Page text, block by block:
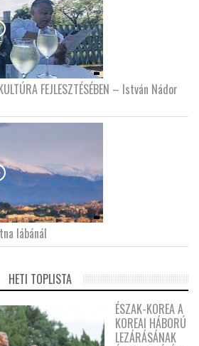
FEJLESZTÉSÉBEN – István Nádor
lábánál
HETI TOPLISTA
ÉSZAK-KOREA A
KOREAI HÁBORÚ
LEZÁRÁSÁNAK